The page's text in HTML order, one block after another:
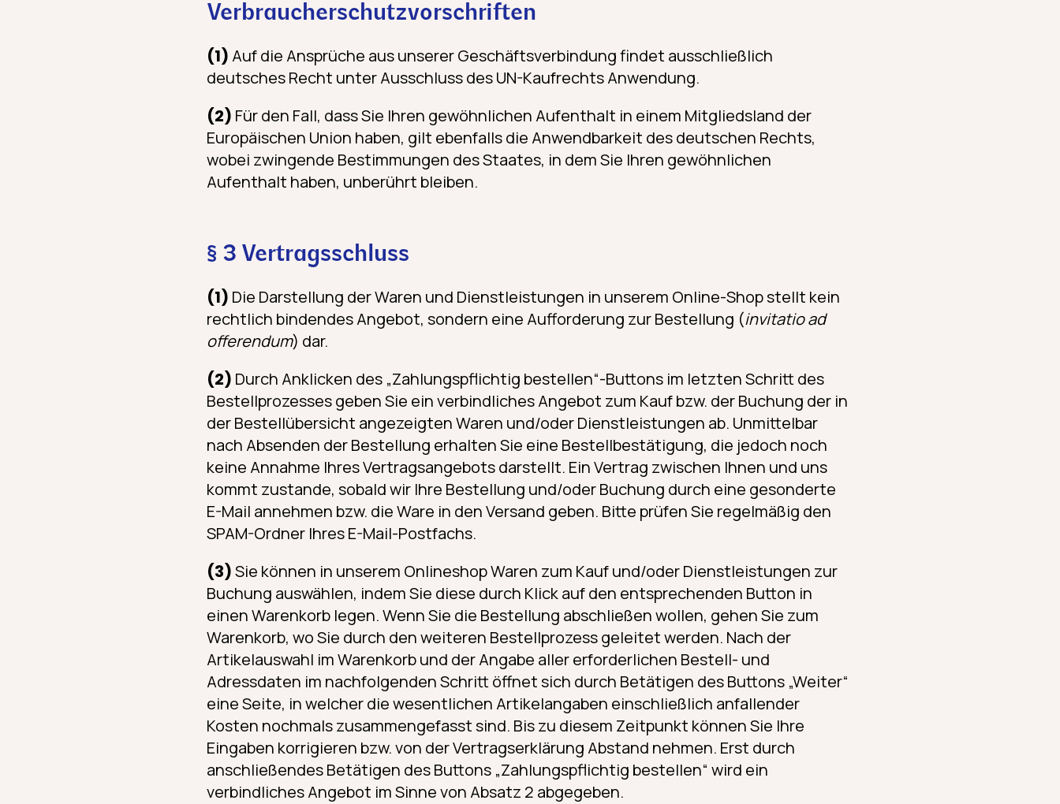
Verbraucherschutzvorschriften
(1) Auf die Ansprüche aus unserer Geschäftsverbindung findet ausschließlich
deutsches Recht unter Ausschluss des UN-Kaufrechts Anwendung.
(2) Für den Fall, dass Sie Ihren gewöhnlichen Aufenthalt in einem Mitgliedsland der
Europäischen Union haben, gilt ebenfalls die Anwendbarkeit des deutschen Rechts,
wobei zwingende Bestimmungen des Staates, in dem Sie Ihren gewöhnlichen
Aufenthalt haben, unberührt bleiben.
§ 3 Vertragsschluss
(1) Die Darstellung der Waren und Dienstleistungen in unserem Online-Shop stellt kein
rechtlich bindendes Angebot, sondern eine Aufforderung zur Bestellung (invitatio ad
offerendum) dar.
(2) Durch Anklicken des „Zahlungspflichtig bestellen“-Buttons im letzten Schritt des
Bestellprozesses geben Sie ein verbindliches Angebot zum Kauf bzw. der Buchung der in
der Bestellübersicht angezeigten Waren und/oder Dienstleistungen ab. Unmittelbar
nach Absenden der Bestellung erhalten Sie eine Bestellbestätigung, die jedoch noch
keine Annahme Ihres Vertragsangebots darstellt. Ein Vertrag zwischen Ihnen und uns
kommt zustande, sobald wir Ihre Bestellung und/oder Buchung durch eine gesonderte
E-Mail annehmen bzw. die Ware in den Versand geben. Bitte prüfen Sie regelmäßig den
SPAM-Ordner Ihres E-Mail-Postfachs.
(3)Sie können in unserem Onlineshop Waren zum Kauf und/oder Dienstleistungen zur
Buchung auswählen, indem Sie diese durch Klick auf den entsprechenden Button in
einen Warenkorb legen. Wenn Sie die Bestellung abschließen wollen, gehen Sie zum
Warenkorb, wo Sie durch den weiteren Bestellprozess geleitet werden. Nach der
Artikelauswahl im Warenkorb und der Angabe aller erforderlichen Bestell- und
Adressdaten im nachfolgenden Schritt öffnet sich durch Betätigen des Buttons „Weiter“
eine Seite, in welcher die wesentlichen Artikelangaben einschließlich anfallender
Kosten nochmals zusammengefasst sind. Bis zu diesem Zeitpunkt können Sie Ihre
Eingaben korrigieren bzw. von der Vertragserklärung Abstand nehmen. Erst durch
anschließendes Betätigen des Buttons „Zahlungspflichtig bestellen“ wird ein
verbindliches Angebot im Sinne von Absatz 2 abgegeben.